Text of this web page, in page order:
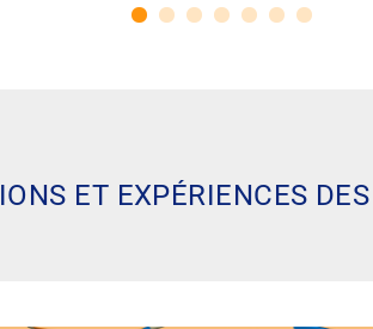
ET EXPÉRIENCES